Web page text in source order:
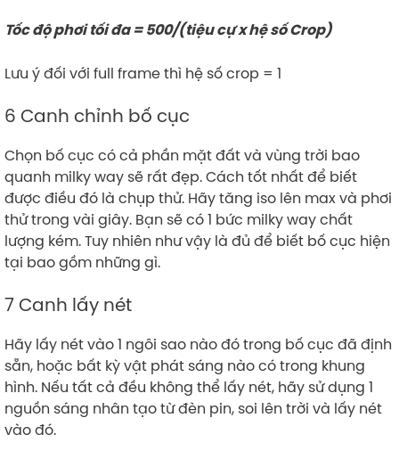
Tốc độ phơi tối đa = 500/(tiệu cự x hệ số Crop)
Lưu ý đối với full frame thì hệ số crop = 1
6 Canh chỉnh bố cục
Chọn bố cục có cả phần mặt đất và vùng trời bao
quanh milky way sẽ rất đẹp. Cách tốt nhất để biết
được điều đó là chụp thử. Hãy tăng iso lên max và phơi
thử trong vài giây. Bạn sẽ có 1 bức milky way chất
lượng kém. Tuy nhiên như vậy là đủ để biết bố cục hiện
tại bao gồm những gì.
7 Canh lấy nét
Hãy lấy nét vào 1 ngôi sao nào đó trong bố cục đã định
sẵn, hoặc bất kỳ vật phát sáng nào có trong khung
hình. Nếu tất cả đều không thể lấy nét, hãy sử dụng 1
nguồn sáng nhân tạo từ đèn pin, soi lên trời và lấy nét
vào đó.